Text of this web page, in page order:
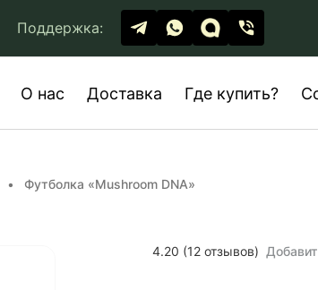
Поддержка:
О нас Доставка Где купить?
Футболка «Mushroom DNA»
4.20 (12 отзывов)